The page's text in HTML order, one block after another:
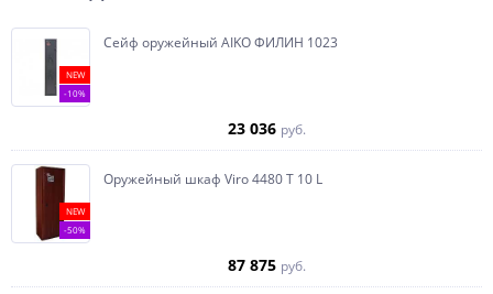
NEW
-10%
Сейф оружейный AIKO ФИЛИН 1023
23 036 руб.
NEW
-50%
Оружейный шкаф Viro 4480 T 10 L
87 875 руб.